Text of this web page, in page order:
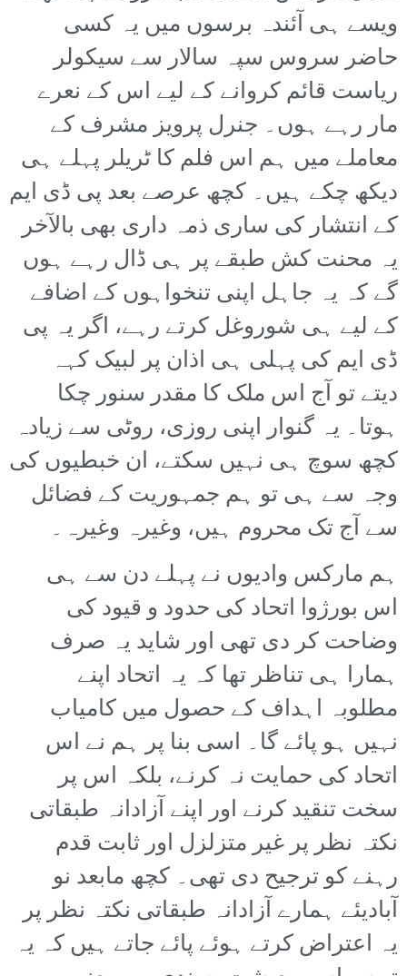
ویسے ہی آئندہ برسوں میں یہ کسی
حاضر سروس سپہ سالار سے سیکولر
ریاست قائم کروانے کے لیے اس کے نعرے
مار رہے ہوں۔ جنرل پرویز مشرف کے
معاملے میں ہم اس فلم کا ٹریلر پہلے ہی
دیکھ چکے ہیں۔ کچھ عرصے بعد پی ڈی ایم
کے انتشار کی ساری ذمہ داری بھی بالآخر
یہ محنت کش طبقے پر ہی ڈال رہے ہوں
گے کہ یہ جاہل اپنی تنخواہوں کے اضافے
کے لیے ہی شوروغل کرتے رہے، اگر یہ پی
ڈی ایم کی پہلی ہی اذان پر لبیک کہہ
دیتے تو آج اس ملک کا مقدر سنور چکا
ہوتا۔ یہ گنوار اپنی روزی، روٹی سے زیادہ
کچھ سوچ ہی نہیں سکتے، ان خبطیوں کی
وجہ سے ہی تو ہم جمہوریت کے فضائل
سے آج تک محروم ہیں، وغیرہ وغیرہ۔
ہم مارکس وادیوں نے پہلے دن سے ہی
اس بورژوا اتحاد کی حدود و قیود کی
وضاحت کر دی تھی اور شاید یہ صرف
ہمارا ہی تناظر تھا کہ یہ اتحاد اپنے
مطلوبہ اہداف کے حصول میں کامیاب
نہیں ہو پائے گا۔ اسی بنا پر ہم نے اس
اتحاد کی حمایت نہ کرنے، بلکہ اس پر
سخت تنقید کرنے اور اپنے آزادانہ طبقاتی
نکتہ نظر پر غیر متزلزل اور ثابت قدم
رہنے کو ترجیح دی تھی۔ کچھ مابعد نو
آبادیئے ہمارے آزادانہ طبقاتی نکتہ نظر پر
یہ اعتراض کرتے ہوئے پائے جاتے ہیں کہ یہ